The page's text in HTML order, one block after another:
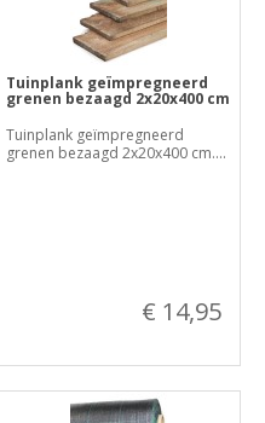
Tuinplank geïmpregneerd
grenen bezaagd 2x20x400 cm
Tuinplank geïmpregneerd
grenen bezaagd 2x20x400 cm....
€ 14,95